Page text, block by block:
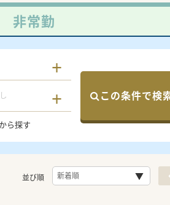
非常勤
ら探す
この条件で検
並び順